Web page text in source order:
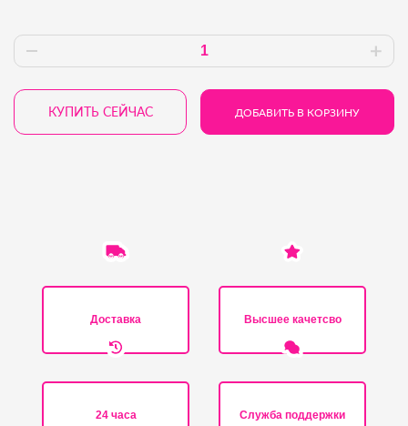
КУПИТЬ СЕЙЧАС ДОБАВИТЬ В КОРЗИНУ
Доставка Высшее качетсво
24 часа Служба поддержки